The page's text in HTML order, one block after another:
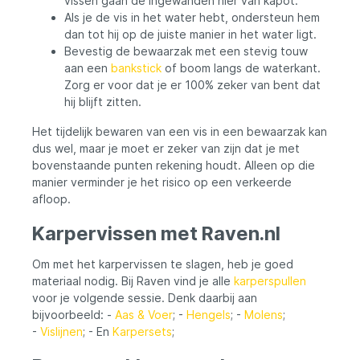
Als je de vis in het water hebt, ondersteun hem
dan tot hij op de juiste manier in het water ligt.
Bevestig de bewaarzak met een stevig touw
aan een bankstick of boom langs de waterkant.
Zorg er voor dat je er 100% zeker van bent dat
hij blijft zitten.
Het tijdelijk bewaren van een vis in een bewaarzak kan
dus wel, maar je moet er zeker van zijn dat je met
bovenstaande punten rekening houdt. Alleen op die
manier verminder je het risico op een verkeerde
afloop.
Karpervissen met Raven.nl
Om met het karpervissen te slagen, heb je goed
materiaal nodig. Bij Raven vind je alle karperspullen
voor je volgende sessie. Denk daarbij aan
bijvoorbeeld: - Aas & Voer; - Hengels; - Molens;
- Vislijnen; - En Karpersets;